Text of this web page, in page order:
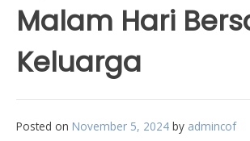
Malam Hari
Keluarga
Posted on November 5, 2024 by admincof